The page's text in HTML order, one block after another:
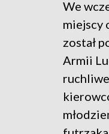
We
miejscy
został
Armii